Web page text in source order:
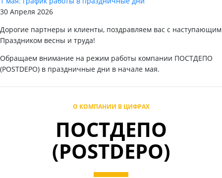
30 Апреля 2026
Дорогие партнеры и клиенты, поздравляем вас с наступающим
Праздником весны и труда!
Обращаем внимание на режим работы компании ПОСТДЕПО
(POSTDEPO) в праздничные дни в начале мая.
О КОМПАНИИ В ЦИФРАХ
ПОСТДЕПО
(POSTDEPO)